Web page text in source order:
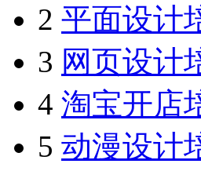
2 平面设计
3 网页设计
4 淘宝开店
5 动漫设计